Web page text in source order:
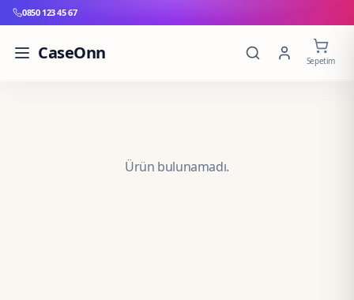
0850 123 45 67
CaseOnn Sepetim
Ürün bulunamadı.